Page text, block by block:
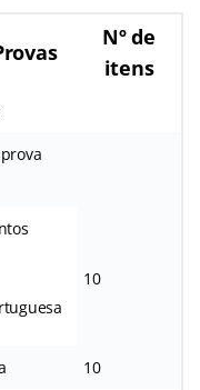
Nº de
itens
10
10